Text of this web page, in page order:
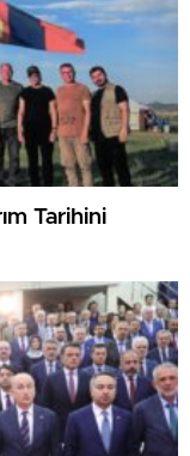
Tarihini